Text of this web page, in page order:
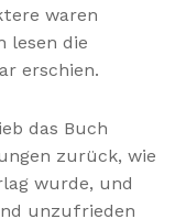
waren
lesen die
erschien.
das Buch
zurück, wie
wurde, und
unzufrieden